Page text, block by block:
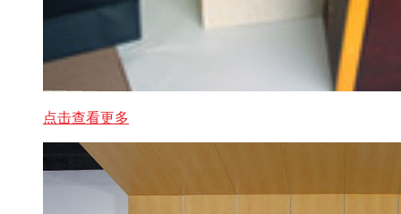
点击查看更多